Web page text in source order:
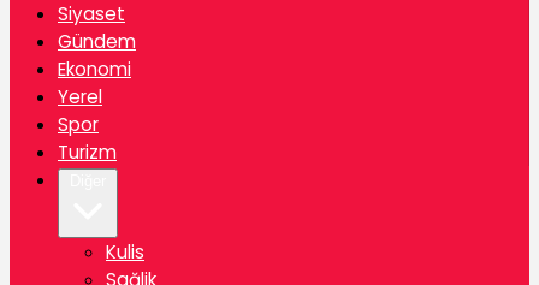
Siyaset
Gündem
Ekonomi
Yerel
Spor
Turizm
Kulis
Sağlik